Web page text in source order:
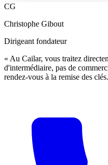
CG
Christophe Gibout
Dirigeant fondateur
« Au Cailar, vous traitez
d'intermédiaire, pas de
rendez-vous à la remise des